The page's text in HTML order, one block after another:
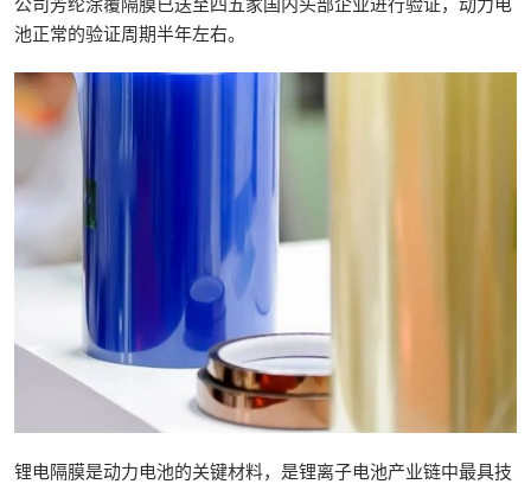
池正常的验证周期半年左右。
锂电隔膜是动力电池的关键材料，是锂离子电池产业链中最具技